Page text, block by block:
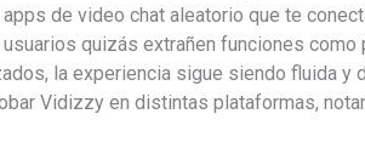
de video chat aleatorio que te
quizás extrañen funciones
la experiencia sigue siendo fluida
Vidizzy en distintas plataformas,